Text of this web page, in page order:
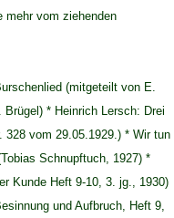
mehr vom ziehenden
(mitgeteilt von E.
* Heinrich Lersch: Drei
328 vom 29.05.1929.) * Wir tun
Schnupftuch, 1927) *
Kunde Heft 9-10, 3. jg., 1930)
und Aufbruch, Heft 9,